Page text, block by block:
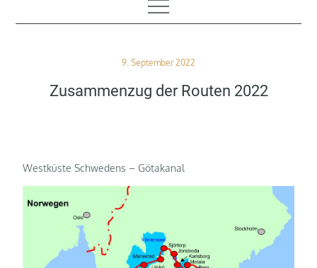
Posted
9. September 2022
Zusammenzug der Routen 2022
Westküste Schwedens – Götakanal